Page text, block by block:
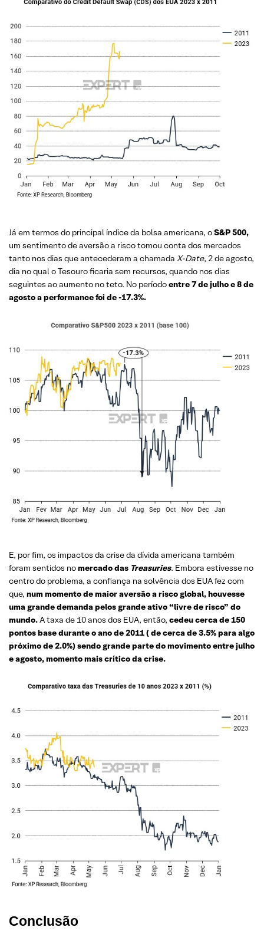
Já em termos do principal índice da bolsa americana, oS&P 500,
um sentimento de aversão a risco tomou conta dos mercados
tanto nos dias que antecederam a chamada X-Date, 2 de agosto,
dia no qual o Tesouro ficaria sem recursos, quando nos dias
seguintes ao aumento no teto. No períodoentre 7 de julho e 8 de
agosto a performance foi de -17.3%.
E, por fim, os impactos da crise da dívida americana também
foram sentidos nomercado das Treasuries. Embora estivesse no
centro do problema, a confiança na solvência dos EUA fez com
que, num momento de maior aversão a risco global, houvesse
uma grande demanda pelos grande ativo “livre de risco” do
mundo.A taxa de 10 anos dos EUA, então, cedeu cerca de 150
pontos base durante o ano de 2011 ( de cerca de 3.5% para algo
próximo de 2.0%) sendo grande parte do movimento entre julho
e agosto, momento mais crítico da crise.
Conclusão